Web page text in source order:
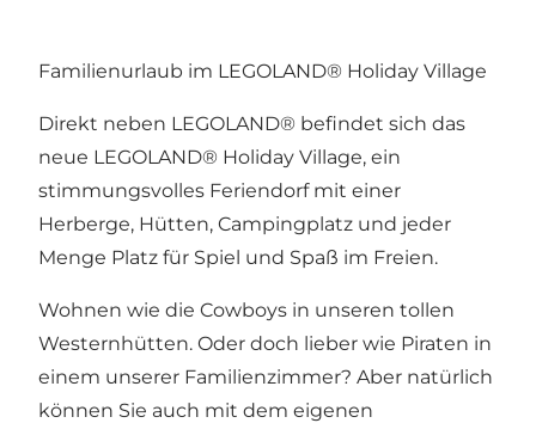
Familienurlaub im LEGOLAND® Holiday Village
Direkt neben LEGOLAND® befindet sich das
neue LEGOLAND® Holiday Village, ein
stimmungsvolles Feriendorf mit einer
Herberge, Hütten, Campingplatz und jeder
Menge Platz für Spiel und Spaß im Freien.
Wohnen wie die Cowboys in unseren tollen
Westernhütten. Oder doch lieber wie Piraten in
einem unserer Familienzimmer? Aber natürlich
können Sie auch mit dem eigenen